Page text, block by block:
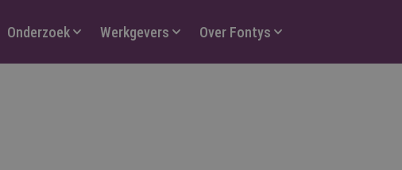
Onderzoek Werkgevers Over Fontys